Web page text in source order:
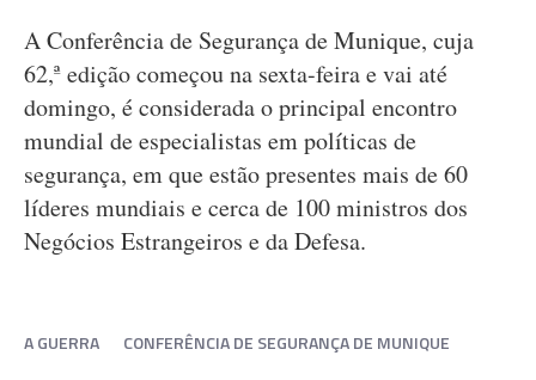
A Conferência de Segurança de Munique, cuja
62,ª edição começou na sexta-feira e vai até
domingo, é considerada o principal encontro
mundial de especialistas em políticas de
segurança, em que estão presentes mais de 60
líderes mundiais e cerca de 100 ministros dos
Negócios Estrangeiros e da Defesa.
A GUERRA
CONFERÊNCIA DE SEGURANÇA DE MUNIQUE